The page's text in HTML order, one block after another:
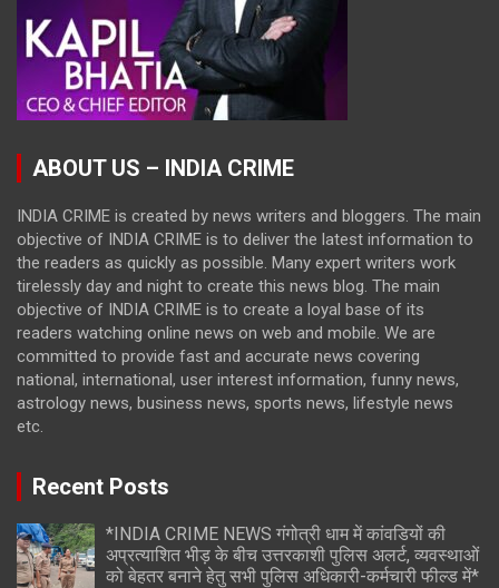
ABOUT US – INDIA CRIME
INDIA CRIME is created by news writers and bloggers. The main
objective of INDIA CRIME is to deliver the latest information to
the readers as quickly as possible. Many expert writers work
tirelessly day and night to create this news blog. The main
objective of INDIA CRIME is to create a loyal base of its
readers watching online news on web and mobile. We are
committed to provide fast and accurate news covering
national, international, user interest information, funny news,
astrology news, business news, sports news, lifestyle news
etc.
Recent Posts
*INDIA CRIME NEWS गंगोत्री धाम में कांवडियों की
अप्रत्याशित भीड़ के बीच उत्तरकाशी पुलिस अलर्ट, व्यवस्थाओं
को बेहतर बनाने हेतु सभी पुलिस अधिकारी-कर्मचारी फील्ड में*